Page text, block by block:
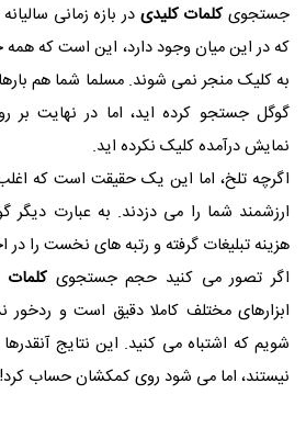
جستجوی کلمات کلیدی در بازه زمانی
که در این میان وجود دارد، این است که
به کلیک منجر نمی شوند. مسلما شما هم
گوگل جستجو کرده اید، اما در نهایت بر
نمایش درآمده کلیک نکرده اید.
اگرچه تلخ، اما این یک حقیقت است که
ارزشمند شما را می دزدند. به عبارت
هزینه تبلیغات گرفته و رتبه های نخست را در
اگر تصور می کنید حجم جستجویکلمات
ابزارهای مختلف کاملا دقیق است و ردخور
شویم که اشتباه می کنید. این نتایج
نیستند، اما می شود روی کمکشان حساب کرد!